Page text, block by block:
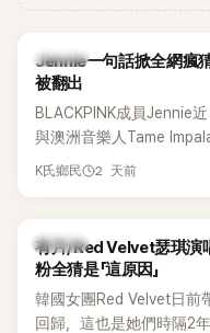
K-POP
Jennie一句話掀全網瘋
被翻出
BLACKPINK成員Jennie
與澳洲音樂人Tame
Remix）〉的幕後故事，沒
K氏鄉民 2 天前
K-POP
有片/Red Velvet瑟琪演
粉全猜是「這原因」
韓國女團Red Velvet日前
回歸，這也是她們時隔2